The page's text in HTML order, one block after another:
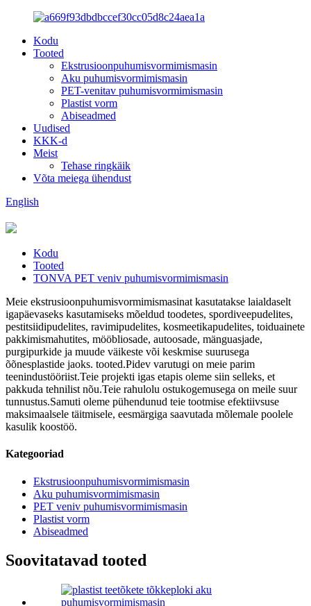
Kodu
Tooted
Ekstrusioonpuhumisvormimismasin
Aku puhumisvormimismasin
PET-venitav puhumisvormimismasin
Plastist vorm
Abiseadmed
Uudised
KKK-d
Meist
Tehase ringkäik
Võta meiega ühendust
English
Kodu
Tooted
TONVA PET veniv puhumisvormimismasin
Meie ekstrusioonpuhumisvormimismasinat kasutatakse laialdaselt
igapäevaseks kasutamiseks mõeldud toodetes, spordiveepudelites,
pestitsiidipudelites, ravimipudelites, kosmeetikapudelites, toiduainete
pakkimismahutites, mööbliosade, autoosade, mänguasjade,
purgipurkide ja muude väikeste või keskmise suurusega
õõnesplastide jaoks. tooted.Pidev varutugi on meie parim
teenindustööriist.Teie projekti igas etapis oleme siin selleks, et
pakkuda tehnilist nõu.Teie rahulolu ostukogemusega on meile suur
tunnustus.Samuti oleme pühendunud teie tootmise efektiivsuse
maksimaalsele täitmisele, eesmärgiga saavutada mõlemale poolele
kasulik koostöö.
Kategooriad
Ekstrusioonpuhumisvormimismasin
Aku puhumisvormimismasin
PET veniv puhumisvormimismasin
Plastist vorm
Abiseadmed
Soovitatavad tooted